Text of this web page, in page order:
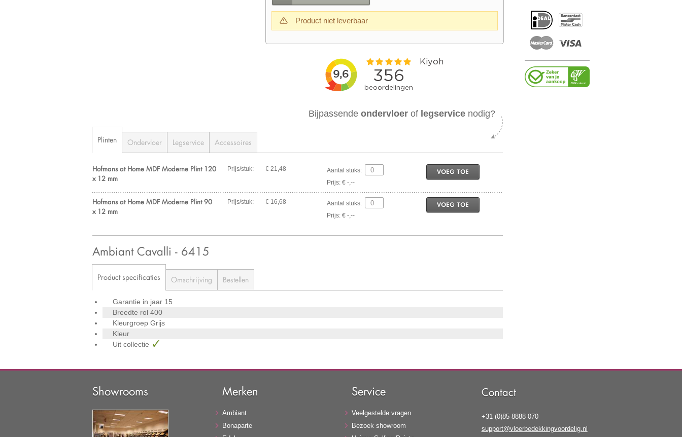
Product niet leverbaar
Bijpassendeondervloer of legservice nodig?
Plinten Ondervloer Legservice Accessoires
Hofmans at Home MDF Moderne Plint 120
x 12 mm
Prijs/stuk: € 21,48
Aantal stuks:
Prijs: € -,--
VOEG TOE
Hofmans at Home MDF Moderne Plint 90
x 12 mm
Prijs/stuk: € 16,68
Aantal stuks:
Prijs: € -,--
VOEG TOE
Ambiant Cavalli - 6415
Product specificaties Omschrijving Bestellen
Garantie in jaar 15
Breedte rol 400
Kleurgroep Grijs
Kleur
Uit collectie
Showrooms Merken
Ambiant
Bonaparte
Service
Veelgestelde vragen
Bezoek showroom
Contact
+31 (0)85 8888 070
support@vloerbedekkingvoordelig.nl